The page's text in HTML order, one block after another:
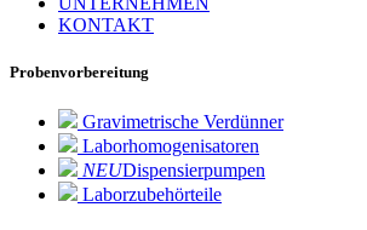
KONTAKT
Probenvorbereitung
Gravimetrische Verdünner
Laborhomogenisatoren
NEUDispensierpumpen
Laborzubehörteile